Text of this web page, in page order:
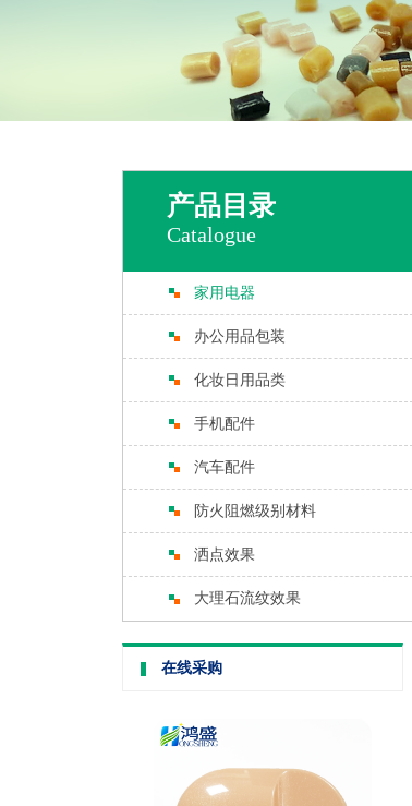
产品目录
Catalogue
家用电器
办公用品包装
化妆日用品类
手机配件
汽车配件
防火阻燃级别材料
洒点效果
大理石流纹效果
在线采购